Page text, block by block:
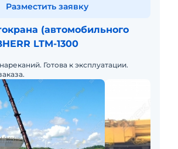
(автомобильного
LTM-1300
Готова к эксплуатации.
Разместить заявку